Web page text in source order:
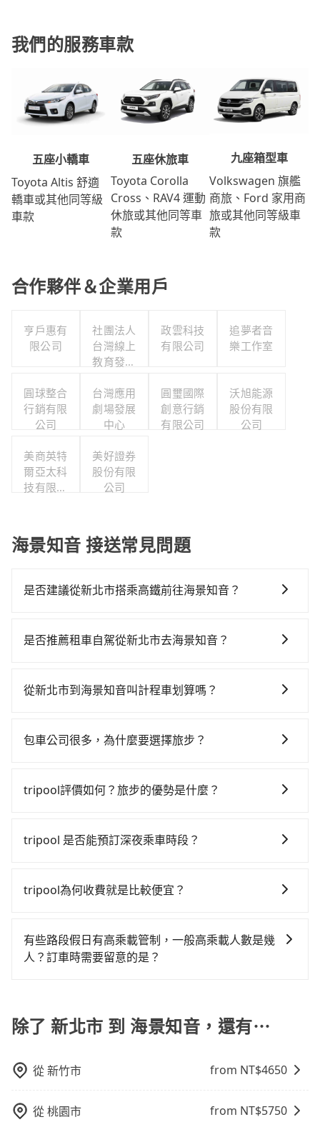
我們的服務車款
五座小轎車
Toyota Altis 舒適
轎車或其他同等級
車款
五座休旅車
Toyota Corolla
Cross、RAV4 運動
休旅或其他同等車
款
九座箱型車
Volkswagen 旗艦
商旅、Ford 家用商
旅或其他同等級車
款
合作夥伴＆企業用戶
亨戶惠有
限公司
社團法人
台灣線上
教育發展
政雲科技
有限公司
追夢者音
樂工作室
圓球整合
行銷有限
公司
台灣應用
劇場發展
中心
圓璽國際
創意行銷
有限公司
沃旭能源
股份有限
公司
美商英特
爾亞太科
技有限公
美好證券
股份有限
公司
海景知音 接送常見問題
是否建議從新北市搭乘高鐵前往海景知音？
貴！從最早06:26一直到22:16，台北-台南一天最多有73
鐘。抵達高鐵站後，步行進站、現場購票並於月台排隊
5分鐘出站、等待車站前排班的計程車，搭上小黃後約花
同行，高鐵加轉乘之平均每人花費為1,700元。但如果全
可以比坐車快9分鐘，但卻要額外支出約600元的交通
tripool的拼車共乘服務，最多可再節省50%的交通費
是否推薦租車自駕從新北市去海景知音？
在車上休息，那在新北市淡水區有4間租車車行，比方說
金約$1,500，九人座如Hyundai Starex或Volkswagen
單另計多數租車合約上都會載明每日里程限定200~400
設你當天就往返新北市（淡水區）與海景知音，預計的
天後才需返回，租車就非常不方便。再者，租車地點可
花費30分鐘做簽約與車體檢查，甚至還要先自行加滿
油，如遇到不肖業者，還車時可能遭遇各種莫名理由而
從新北市到海景知音叫計程車划算嗎？
灣大車隊、Uber、Line Taxi、Yoxi等，如果在路邊攔不
約tripool可省高達$3,400。但如果要考慮到回程，台南
合以上，無論在價格或服務品質上，tripool都是你從新
包車公司很多，為什麼要選擇旅步？
策也是完全透明的，不會有任何隱藏費用。此外，我們
tripool評價如何？旅步的優勢是什麼？
定及可靠的，大多數的使用者都給予了高分評價。此
車前一日凌晨6點前取消均可無條件全額退費的承諾，讓
tripool 是否能預訂深夜乘車時段？
tripool為何收費就是比較便宜？
一次使用tripool的會擔心價格比市價便宜不少，是不是
因為司機素質比較差、車上會有煙味、或者車齡過大，
配戴口罩。tripool之所以能將價格壓在市價7~8折的主
因來自於自行研發的AI車輛調度演算法，能有效降低空
在成本的控制，更是在傳統旺季（年假、端午、中秋、
用到不熟悉的司機或者轉單給其他車行的情況比同行更
有些路段假日有高乘載管制，一般高乘載人數是幾
人？訂車時需要留意的是？
四種車輛可以通行：(一) 乘載3人(含駕駛和小孩)以上的
小型車，(二) 大型客車，(三) 計程車，(四) 駕駛或乘客持
行證之小型車。如果您的出行路線會經過高乘載管制時
除了 新北市 到 海景知音，還有⋯
從新竹市 from NT$4650
從桃園市 from NT$5750